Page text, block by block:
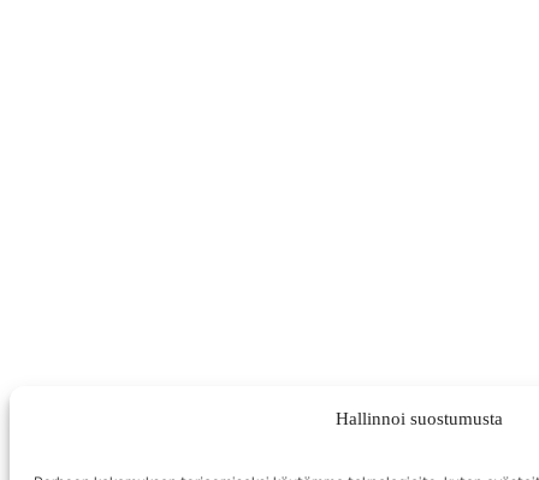
Hallinnoi suostumusta